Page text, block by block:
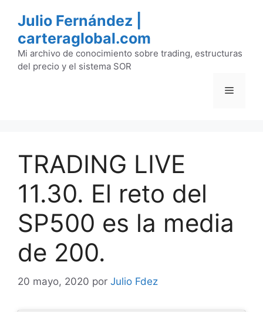
contenido
Julio Fernández |
carteraglobal.com
Mi archivo de conocimiento sobre trading, estructuras
del precio y el sistema SOR
Menú
TRADING LIVE
11.30. El reto del
SP500 es la media
de 200.
20 mayo, 2020 por Julio Fdez